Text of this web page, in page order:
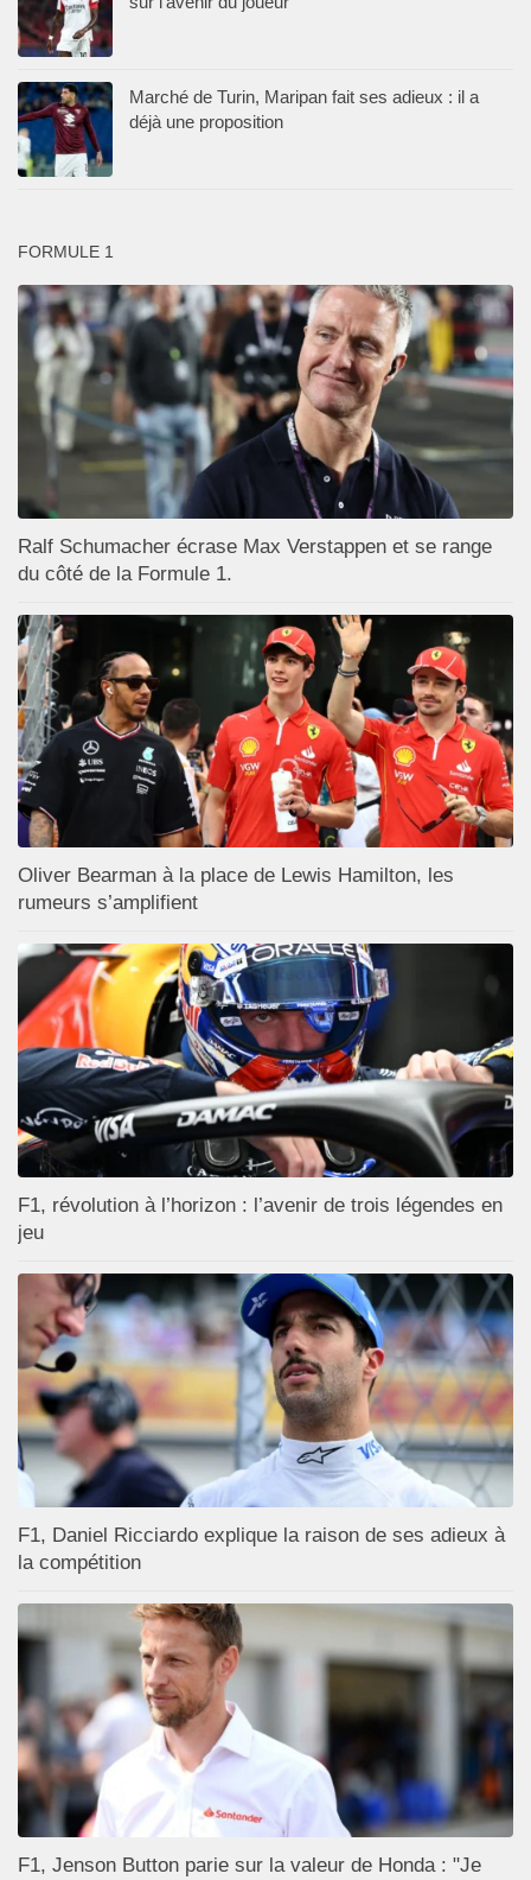
Marché de Turin, Maripan fait ses adieux : il a
déjà une proposition
FORMULE 1
Ralf Schumacher écrase Max Verstappen et se range
du côté de la Formule 1.
Oliver Bearman à la place de Lewis Hamilton, les
rumeurs s’amplifient
F1, révolution à l’horizon : l’avenir de trois légendes en
jeu
F1, Daniel Ricciardo explique la raison de ses adieux à
la compétition
F1, Jenson Button parie sur la valeur de Honda : "Je